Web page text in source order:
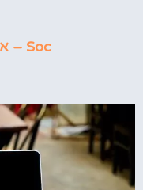
Soc – אבטחת מידע בארגון